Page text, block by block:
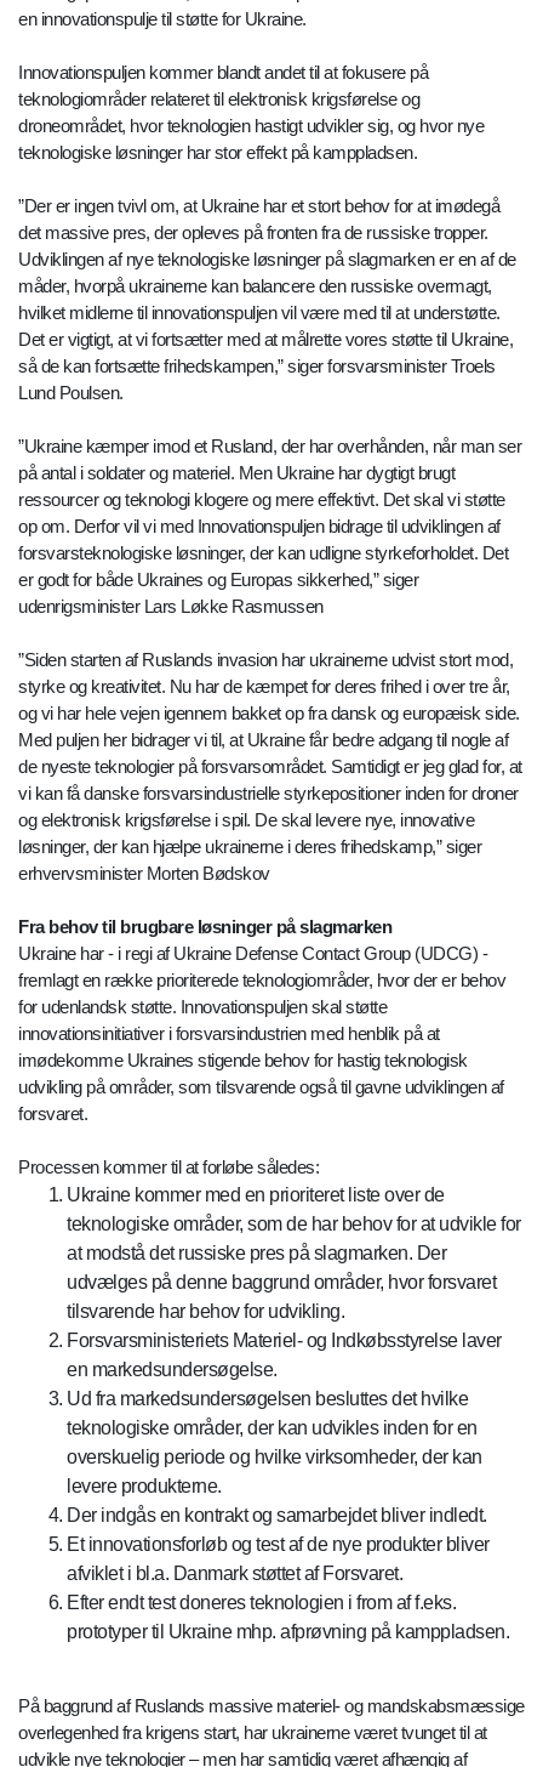
en innovationspulje til støtte for Ukraine.
Innovationspuljen kommer blandt andet til at fokusere på
teknologiområder relateret til elektronisk krigsførelse og
droneområdet, hvor teknologien hastigt udvikler sig, og hvor nye
teknologiske løsninger har stor effekt på kamppladsen.
”Der er ingen tvivl om, at Ukraine har et stort behov for at imødegå
det massive pres, der opleves på fronten fra de russiske tropper.
Udviklingen af nye teknologiske løsninger på slagmarken er en af de
måder, hvorpå ukrainerne kan balancere den russiske overmagt,
hvilket midlerne til innovationspuljen vil være med til at understøtte.
Det er vigtigt, at vi fortsætter med at målrette vores støtte til Ukraine,
så de kan fortsætte frihedskampen,” siger forsvarsminister Troels
Lund Poulsen.
”Ukraine kæmper imod et Rusland, der har overhånden, når man ser
på antal i soldater og materiel. Men Ukraine har dygtigt brugt
ressourcer og teknologi klogere og mere effektivt. Det skal vi støtte
op om. Derfor vil vi med Innovationspuljen bidrage til udviklingen af
forsvarsteknologiske løsninger, der kan udligne styrkeforholdet. Det
er godt for både Ukraines og Europas sikkerhed,” siger
udenrigsminister Lars Løkke Rasmussen
”Siden starten af Ruslands invasion har ukrainerne udvist stort mod,
styrke og kreativitet. Nu har de kæmpet for deres frihed i over tre år,
og vi har hele vejen igennem bakket op fra dansk og europæisk side.
Med puljen her bidrager vi til, at Ukraine får bedre adgang til nogle af
de nyeste teknologier på forsvarsområdet. Samtidigt er jeg glad for, at
vi kan få danske forsvarsindustrielle styrkepositioner inden for droner
og elektronisk krigsførelse i spil. De skal levere nye, innovative
løsninger, der kan hjælpe ukrainerne i deres frihedskamp,” siger
erhvervsminister Morten Bødskov
Fra behov til brugbare løsninger på slagmarken
Ukraine har - i regi af Ukraine Defense Contact Group (UDCG) -
fremlagt en række prioriterede teknologiområder, hvor der er behov
for udenlandsk støtte. Innovationspuljen skal støtte
innovationsinitiativer i forsvarsindustrien med henblik på at
imødekomme Ukraines stigende behov for hastig teknologisk
udvikling på områder, som tilsvarende også til gavne udviklingen af
forsvaret.
Processen kommer til at forløbe således:
Ukraine kommer med en prioriteret liste over de
teknologiske områder, som de har behov for at udvikle for
at modstå det russiske pres på slagmarken. Der
udvælges på denne baggrund områder, hvor forsvaret
tilsvarende har behov for udvikling.
Forsvarsministeriets Materiel- og Indkøbsstyrelse laver
en markedsundersøgelse.
Ud fra markedsundersøgelsen besluttes det hvilke
teknologiske områder, der kan udvikles inden for en
overskuelig periode og hvilke virksomheder, der kan
levere produkterne.
Der indgås en kontrakt og samarbejdet bliver indledt.
Et innovationsforløb og test af de nye produkter bliver
afviklet i bl.a. Danmark støttet af Forsvaret.
Efter endt test doneres teknologien i from af f.eks.
prototyper til Ukraine mhp. afprøvning på kamppladsen.
På baggrund af Ruslands massive materiel- og mandskabsmæssige
overlegenhed fra krigens start, har ukrainerne været tvunget til at
udvikle nye teknologier – men har samtidig været afhængig af